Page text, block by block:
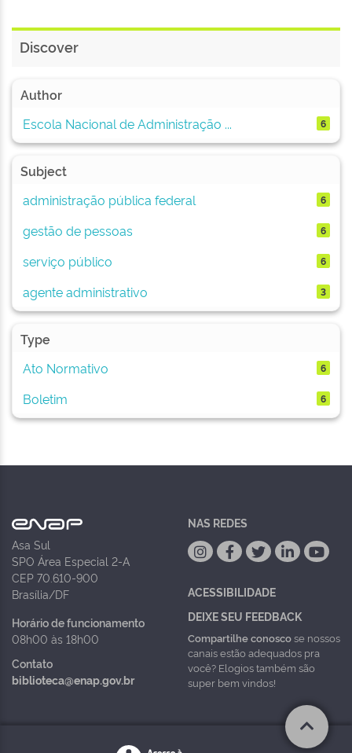
Discover
Author
Escola Nacional de Administração ...
6
Subject
administração pública federal
6
gestão de pessoas 6
serviço público 6
agente administrativo 3
Type
Ato Normativo
6
Boletim 6
Asa Sul
SPO Área Especial 2-A
CEP 70.610-900
Brasília/DF
Horário de funcionamento
08h00 às 18h00
Contato
biblioteca@enap.gov.br
NAS REDES
ACESSIBILIDADE
DEIXE SEU FEEDBACK
Compartilhe conoscose nossos
canais estão adequados pra
você? Elogios também são
super bem vindos!